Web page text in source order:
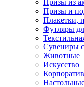
Призы из
Призы и
Плакетки,
Футляры
Сувениры с
Животные
Искусство